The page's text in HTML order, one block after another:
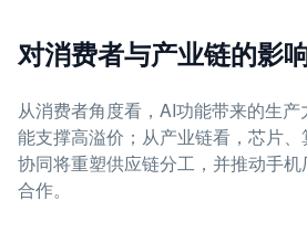
对消费者与产业链的影
从消费者角度看，AI功能带来的生
能支撑高溢价；从产业链看，芯片
协同将重塑供应链分工，并推动手
合作。